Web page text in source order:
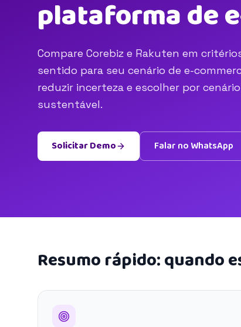
plataforma de
Compare Corebiz e Rakuten em
sentido para seu cenário de e-
reduzir incerteza e escolher por
sustentável.
Solicitar Demo Falar no WhatsApp
Resumo rápido: quando